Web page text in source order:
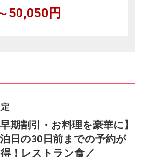
50,050円
早期割引・お料理を豪華に】
日の30日前までの予約が
！レストラン食／